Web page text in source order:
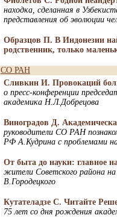
находка, сделанная в
представления об эволюции
Образцов П. В Индонезии
родственник, только
СО РАН
Сливкин И. Провокаций
о пресс-конференции
академика Н.Л.Добрецова
Виноградов Д.
руководители СО РАН
РФ А.Кудрина с проблемами
От быта до науки: главное
жители Советского района
В.Городецкого
Кутателадзе С. Читайте
75 лет со дня рождения